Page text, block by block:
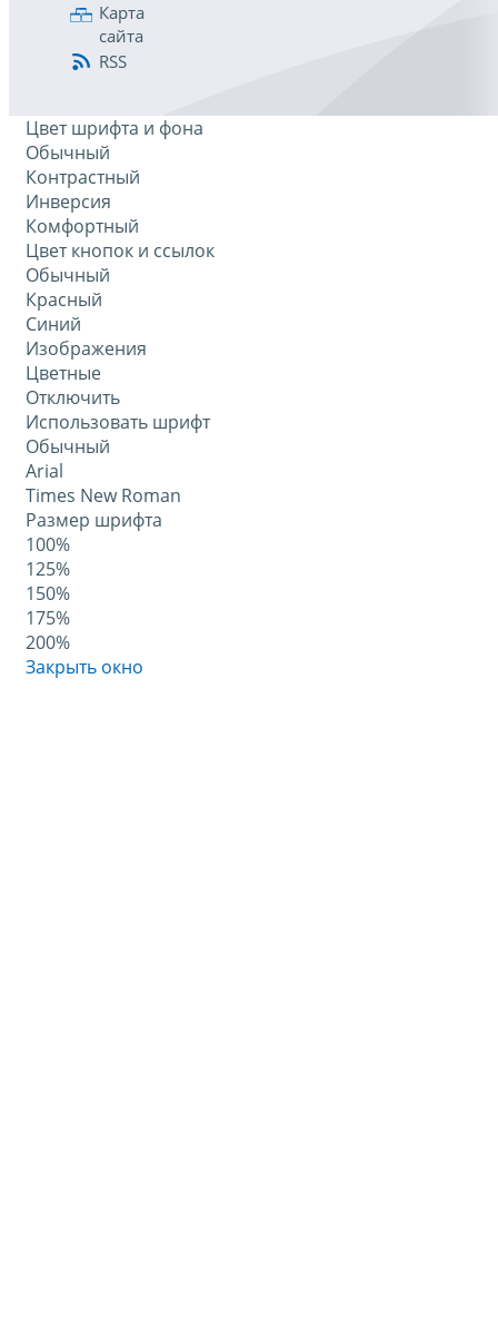
Карта
сайта
RSS
Цвет шрифта и фона
Обычный
Контрастный
Инверсия
Комфортный
Цвет кнопок и ссылок
Обычный
Красный
Синий
Изображения
Цветные
Отключить
Использовать шрифт
Обычный
Arial
Times New Roman
Размер шрифта
100%
125%
150%
175%
200%
Закрыть окно